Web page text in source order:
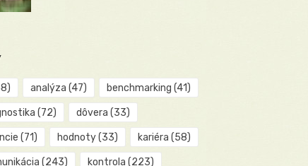
analýza (47) benchmarking (41)
(72) dôvera (33)
(71) hodnoty(33) kariéra (58)
(243) kontrola (223)